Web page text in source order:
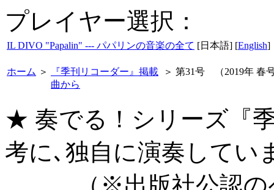
プレイヤー選択：
IL DIVO "Papalin" --- パパリンの音楽の全て [日本語] [English]
ホーム ＞
『季刊リコーダー』掲載
曲から
＞ 第31号 （2019年 春
★ 奏でる！シリーズ『
考に､独自に演奏してい